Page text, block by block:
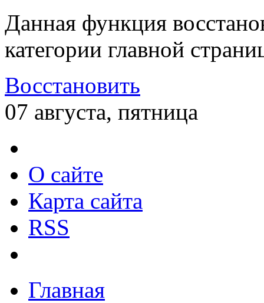
Данная функция
категории главной
Восстановить
07 августа, пятница
О сайте
Карта сайта
RSS
Главная